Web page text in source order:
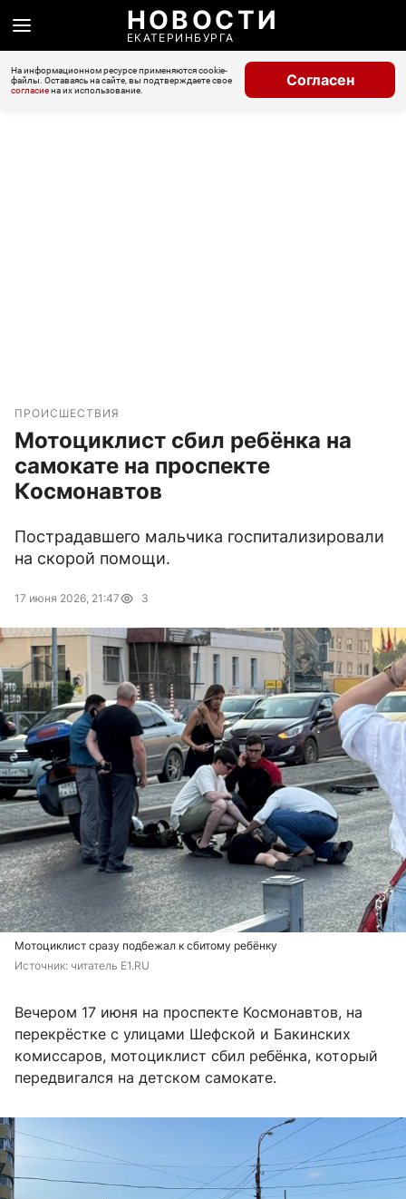
НОВОСТИ
ЕКАТЕРИНБУРГА
На информационном ресурсе применяются cookie-
файлы. Оставаясь на сайте, вы подтверждаете свое
согласиена их использование.
Согласен
ПРОИСШЕСТВИЯ
Мотоциклист сбил ребёнка на
самокате на проспекте
Космонавтов
Пострадавшего мальчика госпитализировали
на скорой помощи.
17 июня 2026, 21:47 3
Мотоциклист сразу подбежал к сбитому ребёнку
Источник: читатель E1.RU
Вечером 17 июня на проспекте Космонавтов, на
перекрёстке с улицами Шефской и Бакинских
комиссаров, мотоциклист сбил ребёнка, который
передвигался на детском самокате.